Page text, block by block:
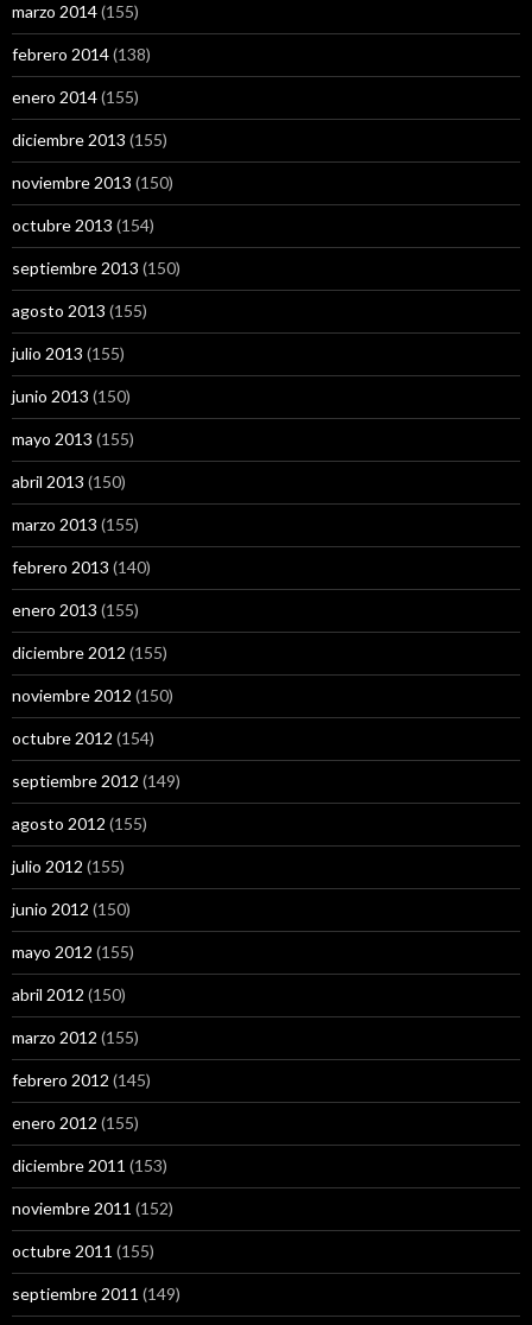
marzo 2014(155)
febrero 2014(138)
enero 2014(155)
diciembre 2013 (155)
noviembre 2013 (150)
octubre 2013 (154)
septiembre 2013 (150)
agosto 2013 (155)
julio 2013 (155)
junio 2013 (150)
mayo 2013 (155)
abril 2013 (150)
marzo 2013 (155)
febrero 2013 (140)
enero 2013 (155)
diciembre 2012 (155)
noviembre 2012 (150)
octubre 2012 (154)
septiembre 2012 (149)
agosto 2012 (155)
julio 2012 (155)
junio 2012 (150)
mayo 2012 (155)
abril 2012 (150)
marzo 2012 (155)
febrero 2012 (145)
enero 2012 (155)
diciembre 2011 (153)
noviembre 2011 (152)
octubre 2011 (155)
septiembre 2011 (149)